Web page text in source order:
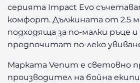
серията Impact Evo
комфорт. Дължината от 2.5
подходяща за по-малки ръце
предпочитат по-леко
Марката Venum е световно
производител на бойна